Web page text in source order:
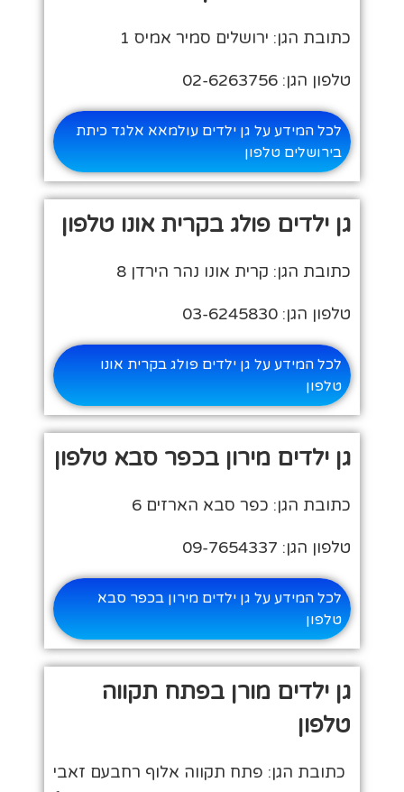
כתובת הגן: ירושלים סמיר אמיס 1
טלפון הגן: 02-6263756
לכל המידע על גן ילדים עולמאא אלגד כיתת
בירושלים טלפון
גן ילדים פולג בקרית אונו טלפון
כתובת הגן: קרית אונו נהר הירדן 8
טלפון הגן: 03-6245830
לכל המידע על גן ילדים פולג בקרית אונו
טלפון
גן ילדים מירון בכפר סבא טלפון
כתובת הגן: כפר סבא הארזים 6
טלפון הגן: 09-7654337
לכל המידע על גן ילדים מירון בכפר סבא
טלפון
גן ילדים מורן בפתח תקווה
טלפון
כתובת הגן: פתח תקווה אלוף רחבעם זאבי